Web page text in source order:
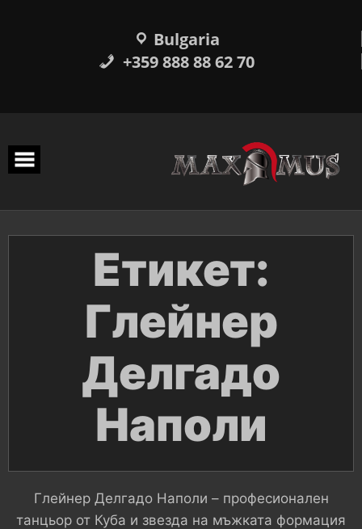
Bulgaria
+359 888 88 62 70
Етикет:
Глейнер
Делгадо
Наполи
Глейнер Делгадо Наполи – професионален
танцьор от Куба и звезда на мъжката формация